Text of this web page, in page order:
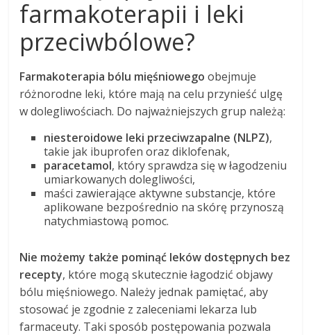
farmakoterapii i leki
przeciwbólowe?
Farmakoterapia bólu mięśniowego obejmuje
różnorodne leki, które mają na celu przynieść ulgę
w dolegliwościach. Do najważniejszych grup należą:
niesteroidowe leki przeciwzapalne (NLPZ),
takie jak ibuprofen oraz diklofenak,
paracetamol, który sprawdza się w łagodzeniu
umiarkowanych dolegliwości,
maści zawierające aktywne substancje, które
aplikowane bezpośrednio na skórę przynoszą
natychmiastową pomoc.
Nie możemy także pominąć leków dostępnych bez
recepty, które mogą skutecznie łagodzić objawy
bólu mięśniowego. Należy jednak pamiętać, aby
stosować je zgodnie z zaleceniami lekarza lub
farmaceuty. Taki sposób postępowania pozwala